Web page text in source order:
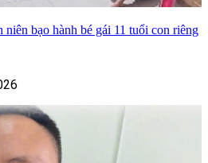
bạo hành bé gái 11 tuổi con riêng